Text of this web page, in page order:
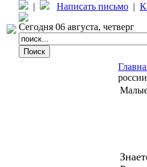
| Написать письмо |
Сегодня 06 августа, четверг
Малые